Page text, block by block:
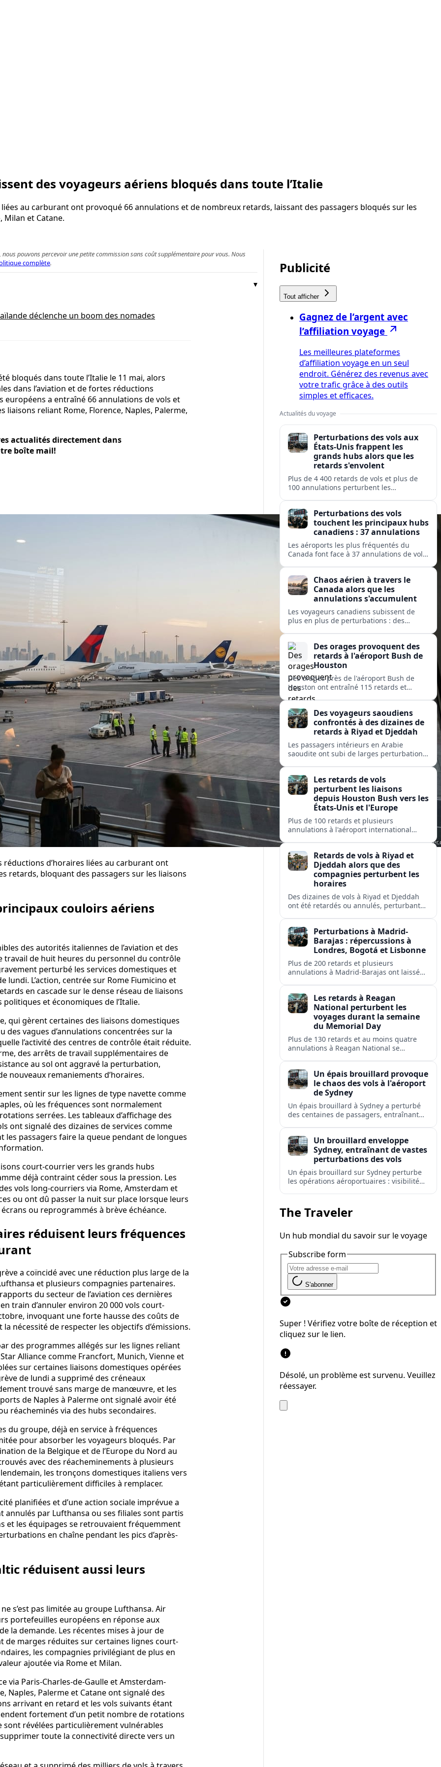
des voyageurs aériens bloqués dans toute l’Italie
au carburant ont provoqué 66 annulations et de nombreux retards, laissant des passagers bloqués sur les
Milan et Catane.
pouvons percevoir une petite commission sans coût supplémentaire pour vous. Nous
complète.
déclenche un boom des nomades
bloqués dans toute l’Italie le 11 mai, alors
dans l’aviation et de fortes réductions
a entraîné 66 annulations de vols et
reliant Rome, Florence, Naples, Palerme,
actualités directement dans
boîte mail!
réductions d’horaires liées au carburant ont
retards, bloquant des passagers sur les liaisons
couloirs aériens
des autorités italiennes de l’aviation et des
travail de huit heures du personnel du contrôle
perturbé les services domestiques et
L’action, centrée sur Rome Fiumicino et
en cascade sur le dense réseau de liaisons
et économiques de l’Italie.
qui gèrent certaines des liaisons domestiques
vagues d’annulations concentrées sur la
l’activité des centres de contrôle était réduite.
des arrêts de travail supplémentaires de
au sol ont aggravé la perturbation,
nouveaux remaniements d’horaires.
sentir sur les lignes de type navette comme
où les fréquences sont normalement
serrées. Les tableaux d’affichage des
ont signalé des dizaines de services comme
passagers faire la queue pendant de longues
court-courrier vers les grands hubs
déjà contraint céder sous la pression. Les
vols long-courriers via Rome, Amsterdam et
ou ont dû passer la nuit sur place lorsque leurs
ou reprogrammés à brève échéance.
réduisent leurs fréquences
a coïncidé avec une réduction plus large de la
et plusieurs compagnies partenaires.
du secteur de l’aviation ces dernières
train d’annuler environ 20 000 vols court-
invoquant une forte hausse des coûts de
nécessité de respecter les objectifs d’émissions.
des programmes allégés sur les lignes reliant
Alliance comme Francfort, Munich, Vienne et
sur certaines liaisons domestiques opérées
de lundi a supprimé des créneaux
trouvé sans marge de manœuvre, et les
de Naples à Palerme ont signalé avoir été
réacheminés via des hubs secondaires.
du groupe, déjà en service à fréquences
pour absorber les voyageurs bloqués. Par
de la Belgique et de l’Europe du Nord au
avec des réacheminements à plusieurs
les tronçons domestiques italiens vers
particulièrement difficiles à remplacer.
planifiées et d’une action sociale imprévue a
par Lufthansa ou ses filiales sont partis
et les équipages se retrouvaient fréquemment
en chaîne pendant les pics d’après-
réduisent aussi leurs
s’est pas limitée au groupe Lufthansa. Air
portefeuilles européens en réponse aux
la demande. Les récentes mises à jour de
de marges réduites sur certaines lignes court-
les compagnies privilégiant de plus en
ajoutée via Rome et Milan.
via Paris-Charles-de-Gaulle et Amsterdam-
Naples, Palerme et Catane ont signalé des
arrivant en retard et les vols suivants étant
fortement d’un petit nombre de rotations
sont révélées particulièrement vulnérables
toute la connectivité directe vers un
Publicité
Tout afficher
Gagnez de l’argent avec
l’affiliation voyage
Les meilleures plateformes
d’affiliation voyage en un seul
endroit. Générez des revenus avec
votre trafic grâce à des outils
simples et efficaces.
Actualités du voyage
Perturbations des vols aux
États-Unis frappent les
grands hubs alors que les
retards s'envolent
Plus de 4 400 retards de vols et plus de
100 annulations perturbent les
opérations des grandes compagnies
nationales et régionales.
Perturbations des vols
touchent les principaux hubs
canadiens : 37 annulations
Les aéroports les plus fréquentés du
Canada font face à 37 annulations de vols
par Air Canada, Jazz, Inuit et Pacific
Coastal.
Chaos aérien à travers le
Canada alors que les
annulations s'accumulent
Les voyageurs canadiens subissent de
plus en plus de perturbations : des
et les aéroports isolés, de Toronto à
Kuujjuaq.
Des orages provoquent des
retards à l'aéroport Bush de
Houston
Des orages près de l'aéroport Bush de
Houston ont entraîné 115 retards et
quelques annulations, affectant United,
des hubs majeurs aux États-Unis et en
Europe.
Des voyageurs saoudiens
confrontés à des dizaines de
retards à Riyad et Djeddah
Les passagers intérieurs en Arabie
saoudite ont subi de larges perturbations
Djeddah.Les retards de vols
perturbent les liaisons
depuis Houston Bush vers les
États-Unis et l'Europe
Plus de 100 retards et plusieurs
annulations à l'aéroport international
sur des liaisons clés nationales et
transatlantiques.
Retards de vols à Riyad et
Djeddah alors que des
compagnies perturbent les
horaires
Des dizaines de vols à Riyad et Djeddah
ont été retardés ou annulés, perturbant
Perturbations à Madrid-
Barajas : répercussions à
Londres, Bogotá et Lisbonne
Plus de 200 retards et plusieurs
annulations à Madrid-Barajas ont laissé
Avianca et Air Europa.
Les retards à Reagan
National perturbent les
voyages durant la semaine
du Memorial Day
Plus de 130 retards et au moins quatre
annulations à Reagan National se
Un épais brouillard provoque
le chaos des vols à l'aéroport
de Sydney
Un épais brouillard à Sydney a perturbé
des centaines de passagers, entraînant
Un brouillard enveloppe
Sydney, entraînant de vastes
perturbations des vols
Un épais brouillard sur Sydney perturbe
les opérations aéroportuaires : visibilité
réseaux de vols domestiques et
internationaux.
The Traveler
Un hub mondial du savoir sur le voyage
Subscribe form
S'abonner
Super ! Vérifiez votre boîte de réception et
cliquez sur le lien.
Désolé, un problème est survenu. Veuillez
réessayer.